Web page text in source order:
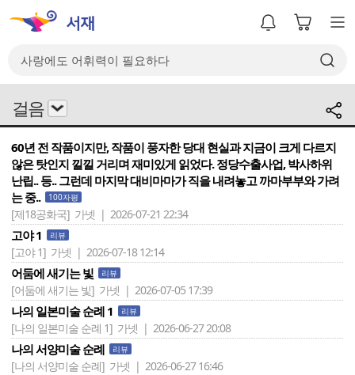
걸음
60년 전 작품이지만, 작품이 풍자한 당대 현실과 지금이 크게 다르지
않은 탓인지 낄낄 거리며 재미있게 읽었다. 정당수출사업, 박사하위
난립.. 등.. 그런데 마지막 대비마마가 직을 내려놓고 까마부부와 가려
는 중..
100자평
[제18공화국] 가넷 | 2026-07-21 22:34
고야 1 리뷰
[고야 1] 가넷 | 2026-07-18 12:14
어둠에 새기는 빛 리뷰
[어둠에 새기는 빛] 가넷 | 2026-07-05 17:39
나의 일본미술 순례 1 리뷰
[나의 일본미술 순례 1] 가넷 | 2026-06-27 20:08
나의 서양미술 순례 리뷰
[나의 서양미술 순례] 가넷 | 2026-06-27 16:46